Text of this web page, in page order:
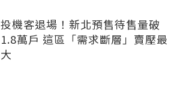
投機客退場！新北預售待售量破
1.8萬戶 這區「需求斷層」賣壓最
大